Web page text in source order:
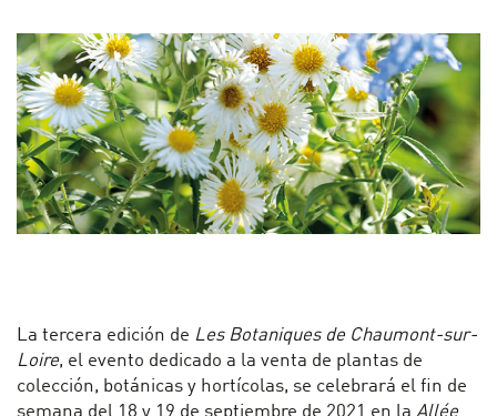
La tercera edición de Les Botaniques de Chaumont-sur-
Loire, el evento dedicado a la venta de plantas de
colección, botánicas y hortícolas, se celebrará el fin de
semana del 18 y 19 de septiembre de 2021 en la Allée